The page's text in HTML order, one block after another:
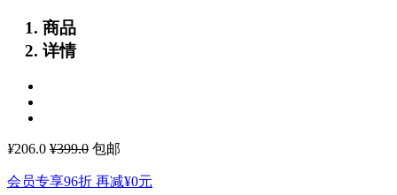
商品
详情
¥206.0 ¥399.0 包邮
会员专享96折 再减¥0元